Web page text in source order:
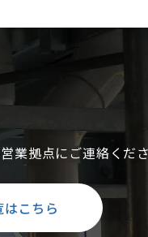
業拠点にご連絡くださ
こちら